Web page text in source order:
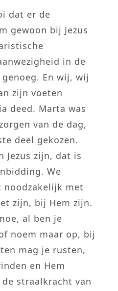
dat er de
gewoon bij Jezus
in de
En wij, wij
zijn voeten
deed. Marta was
van de dag,
deel gekozen.
Jezus zijn, dat is
We
noodzakelijk met
zijn, bij Hem zijn.
al ben je
noem maar op, bij
mag je rusten,
en Hem
straalkracht van